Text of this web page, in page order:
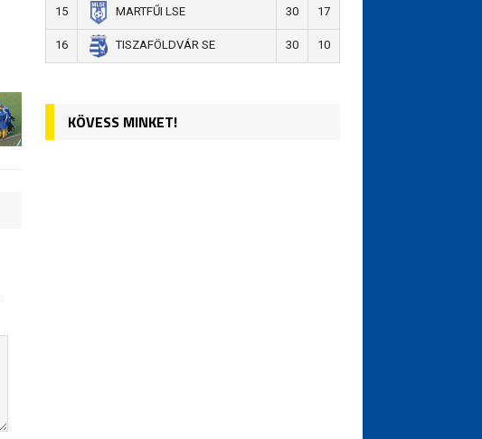
15 MARTFŰI LSE 30 17
16 TISZAFÖLDVÁR SE 30 10
KÖVESS MINKET!